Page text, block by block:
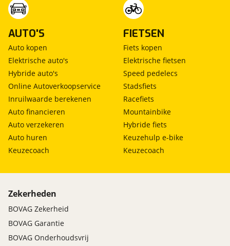
AUTO'S
Auto kopen
Elektrische auto's
Hybride auto's
Online Autoverkoopservice
Inruilwaarde berekenen
Auto financieren
Auto verzekeren
Auto huren
Keuzecoach
FIETSEN
Fiets kopen
Elektrische fietsen
Speed pedelecs
Stadsfiets
Racefiets
Mountainbike
Hybride fiets
Keuzehulp e-bike
Keuzecoach
Zekerheden
BOVAG Zekerheid
BOVAG Garantie
BOVAG Onderhoudsvrij